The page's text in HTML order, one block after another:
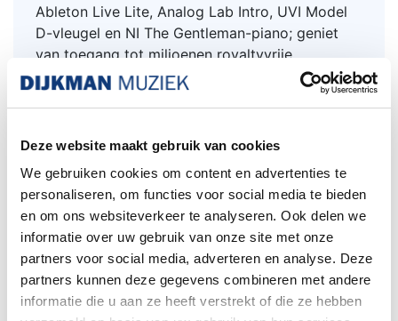
Deze website maakt gebruik van cookies
We gebruiken cookies om content en advertenties te
personaliseren, om functies voor social media te bieden
en om ons websiteverkeer te analyseren. Ook delen we
informatie over uw gebruik van onze site met onze
partners voor social media, adverteren en analyse. Deze
partners kunnen deze gegevens combineren met andere
informatie die u aan ze heeft verstrekt of die ze hebben
Ableton Live Lite, Analog Lab Intro, UVI Model
D-vleugel en NI The Gentleman-piano; geniet
van toegang tot miljoenen royaltyvrije
levenslange loops & samples met een
Loopcloud-abonnement van 2 maanden + 1
keyboard spelen, vingerdrummen, DAW-
Melodics proefabonnement en bonuslessen.
aanslaggevoelig slank toetsenbord van 25
noten
Handige, tactiele bedieningselementen
2 banken van 8 hoogwaardige snelheids- en
drukgevoelige RGB-pads